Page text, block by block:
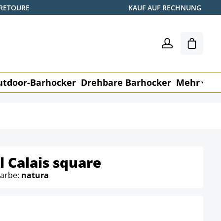
KAUF AUF RECHNUNG
Barhocker Drehbare Barhocker Mehr
Calais square
natura